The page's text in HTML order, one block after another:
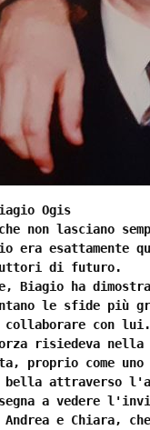
Ogis
che non lasciano
era esattamente
di futuro.
Biagio ha
le sfide più
con lui.
risiedeva
proprio come
attraverso
a vedere
e Chiara,